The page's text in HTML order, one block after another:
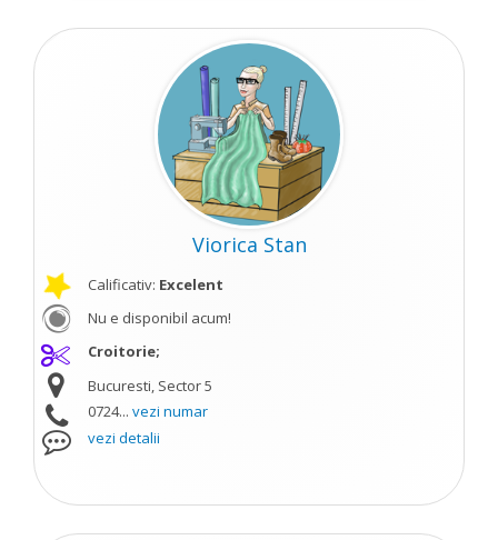
Viorica Stan
Calificativ: Excelent
Nu e disponibil acum!
Croitorie;
Bucuresti, Sector 5
0724... vezi numar
vezi detalii